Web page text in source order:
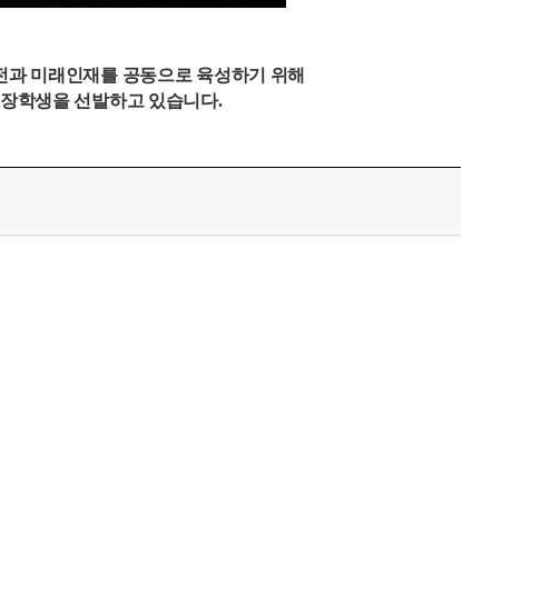
과미래인재를공동으로 육성하기 위해
학생을 선발하고 있습니다.